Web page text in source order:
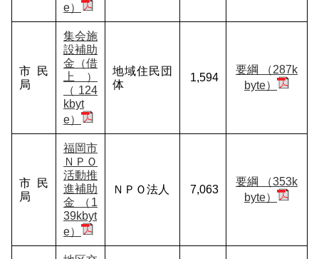
e）
市民
局
集会施
設補助
金（借
上）
（124
kbyt
e）
地域住民団
体
1,594
要綱 （287k
byte）
市民
局
福岡市
ＮＰＯ
活動推
進補助
金 （1
39kbyt
e）
ＮＰＯ法人 7,063
要綱 （353k
byte）